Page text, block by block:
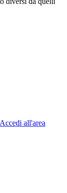
Accedi all'area